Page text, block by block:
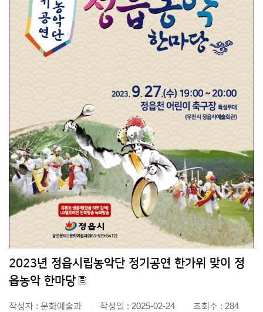
2023년 정읍시립농악단 정기공연 한가위 맞이 정
읍농악 한마당
작성자 : 문화예술과 작성일 : 2025-02-24 조회수 : 284